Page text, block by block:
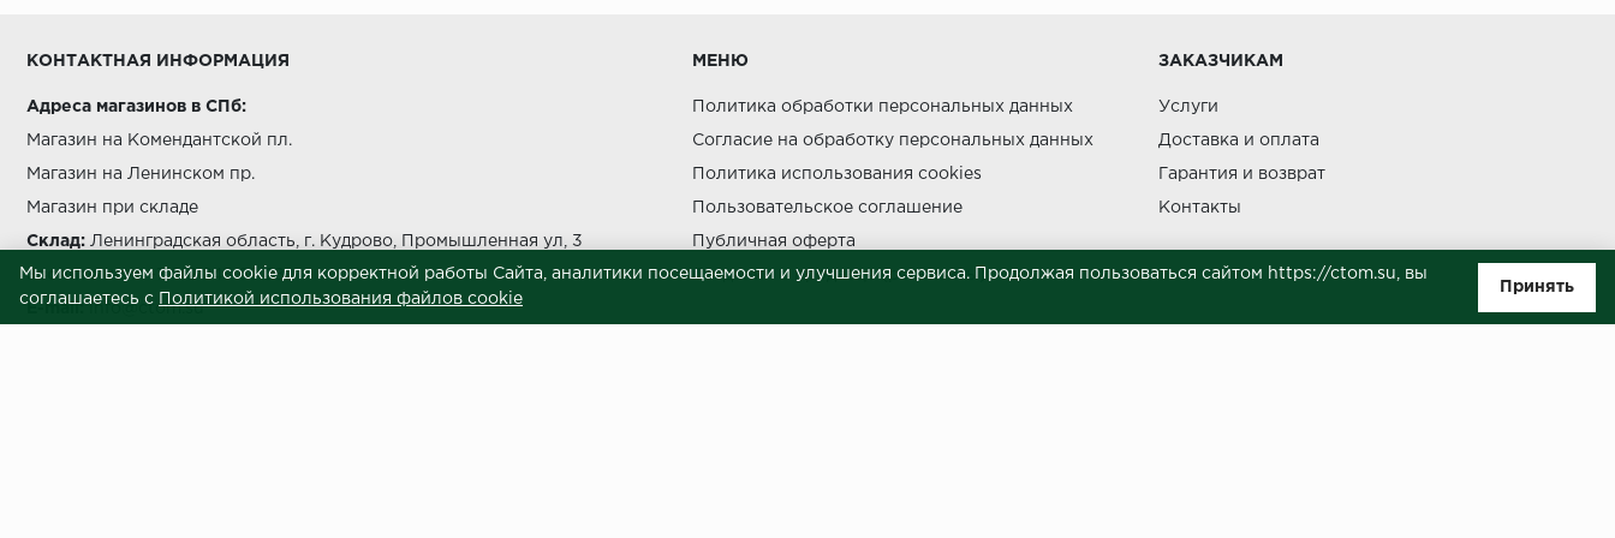
КОНТАКТНАЯ ИНФОРМАЦИЯ
Адреса магазинов в СПб:
Магазин на Комендантской пл.
Магазин на Ленинском пр.
Магазин при складе
Склад: Ленинградская область, г. Кудрово, Промышленная ул, 3
Звоните нам:+7 812 245 69 28
E-mail: info@ctom.su
МЕНЮ
Политика обработки персональных данных
Согласие на обработку персональных данных
Политика использования cookies
Пользовательское соглашение
Публичная оферта
Сведения о продавце (реквизиты)
ЗАКАЗЧИКАМ
Услуги
Доставка и оплата
Гарантия и возврат
Контакты
Мы используем файлы cookie для корректной работы Сайта, аналитики посещаемости и улучшения сервиса. Продолжая пользоваться сайтом https://ctom.su, вы
соглашаетесь с
Политикой использования файлов cookie
Принять